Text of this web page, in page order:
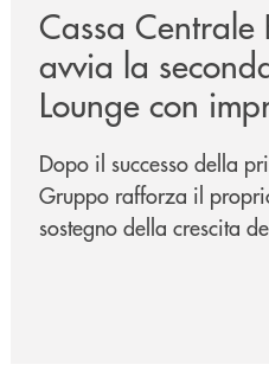
Cassa Centrale
avvia la
Lounge con
potenziale
Dopo il successo della
Gruppo rafforza il
sostegno della crescita